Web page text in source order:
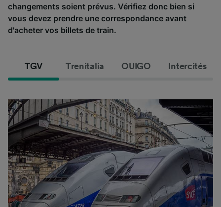
changements soient prévus. Vérifiez donc bien si
vous devez prendre une correspondance avant
d'acheter vos billets de train.
TGV Trenitalia OUIGO Intercités